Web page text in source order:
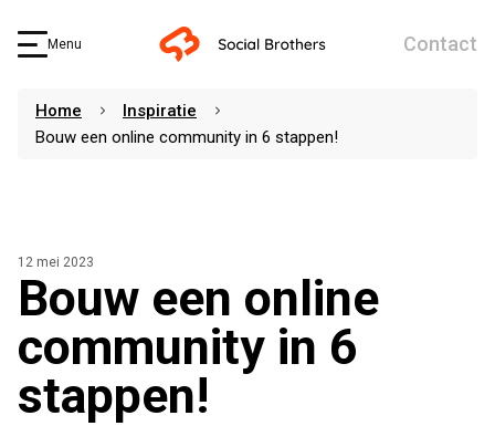
Menu Contact
Home
Inspiratie
Bouw een online community in 6 stappen!
12 mei 2023
Bouw een online
community in 6
stappen!